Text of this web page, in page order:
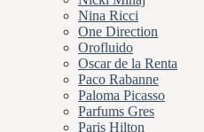
Nina Ricci
One Direction
Orofluido
Oscar de la Renta
Paco Rabanne
Paloma Picasso
Parfums Gres
Paris Hilton